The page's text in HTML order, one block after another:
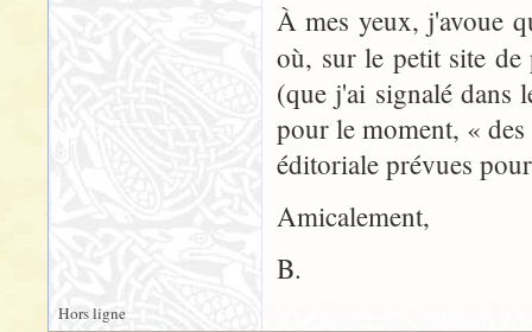
À mes yeux, j'avoue
où, sur le petit site
(que j'ai signalé dans
pour le moment, « des
éditoriale prévues
Amicalement,
B.
Hors ligne